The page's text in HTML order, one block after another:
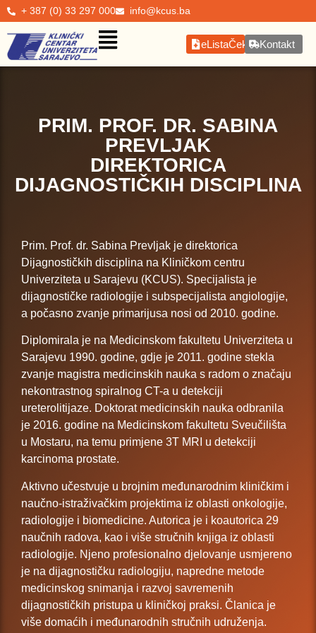
+ 387 (0) 33 297 000 info@kcus.ba
eListaČekanjaKontakt
PRIM. PROF. DR. SABINA
PREVLJAK
DIREKTORICA
DIJAGNOSTIČKIH DISCIPLINA
Prim. Prof. dr. Sabina Prevljak je direktorica
Dijagnostičkih disciplina na Kliničkom centru
Univerziteta u Sarajevu (KCUS). Specijalista je
dijagnostičke radiologije i subspecijalista angiologije,
a počasno zvanje primarijusa nosi od 2010. godine.
Diplomirala je na Medicinskom fakultetu Univerziteta u
Sarajevu 1990. godine, gdje je 2011. godine stekla
zvanje magistra medicinskih nauka s radom o značaju
nekontrastnog spiralnog CT-a u detekciji
ureterolitijaze. Doktorat medicinskih nauka odbranila
je 2016. godine na Medicinskom fakultetu Sveučilišta
u Mostaru, na temu primjene 3T MRI u detekciji
karcinoma prostate.
Aktivno učestvuje u brojnim međunarodnim kliničkim i
naučno-istraživačkim projektima iz oblasti onkologije,
radiologije i biomedicine. Autorica je i koautorica 29
naučnih radova, kao i više stručnih knjiga iz oblasti
radiologije. Njeno profesionalno djelovanje usmjereno
je na dijagnostičku radiologiju, napredne metode
medicinskog snimanja i razvoj savremenih
dijagnostičkih pristupa u kliničkoj praksi. Članica je
više domaćih i međunarodnih stručnih udruženja.